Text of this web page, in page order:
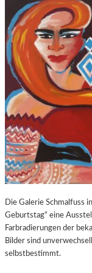
Die Galerie Schmalfuss
Geburtstag“ eine
Farbradierungen der
Bilder sind
selbstbestimmt.